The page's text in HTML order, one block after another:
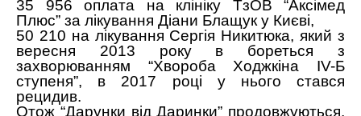
35 956 оплата на клініку ТзОВ “Аксімед
Плюс” за лікування Діани Блащук у Києві,
50 210 на лікування Сергія Никитюка, який з
вересня 2013 року в бореться з
захворюванням “Хвороба Ходжкіна ІV-Б
ступеня”, в 2017 році у нього стався
рецидив.
Отож “Дарунки від Даринки” продовжуються,